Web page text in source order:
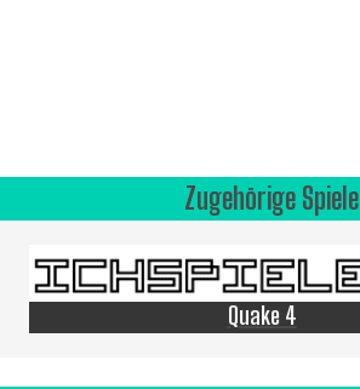
Zugehörige Spiele
Quake 4